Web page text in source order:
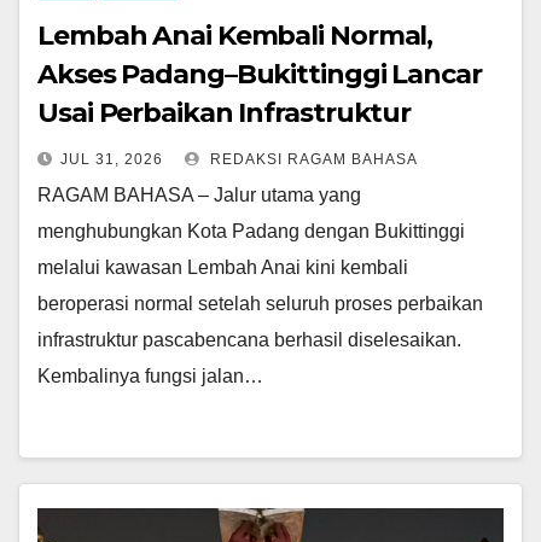
Lembah Anai Kembali Normal,
Akses Padang–Bukittinggi Lancar
Usai Perbaikan Infrastruktur
JUL 31, 2026 REDAKSI RAGAM BAHASA
RAGAM BAHASA – Jalur utama yang
menghubungkan Kota Padang dengan Bukittinggi
melalui kawasan Lembah Anai kini kembali
beroperasi normal setelah seluruh proses perbaikan
infrastruktur pascabencana berhasil diselesaikan.
Kembalinya fungsi jalan…